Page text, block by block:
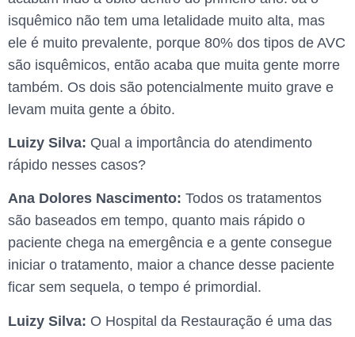
isquêmico não tem uma letalidade muito alta, mas
ele é muito prevalente, porque 80% dos tipos de AVC
são isquêmicos, então acaba que muita gente morre
também. Os dois são potencialmente muito grave e
levam muita gente a óbito.
Luizy Silva: Qual a importância do atendimento
rápido nesses casos?
Ana Dolores Nascimento: Todos os tratamentos
são baseados em tempo, quanto mais rápido o
paciente chega na emergência e a gente consegue
iniciar o tratamento, maior a chance desse paciente
ficar sem sequela, o tempo é primordial.
Luizy Silva: O Hospital da Restauração é uma das